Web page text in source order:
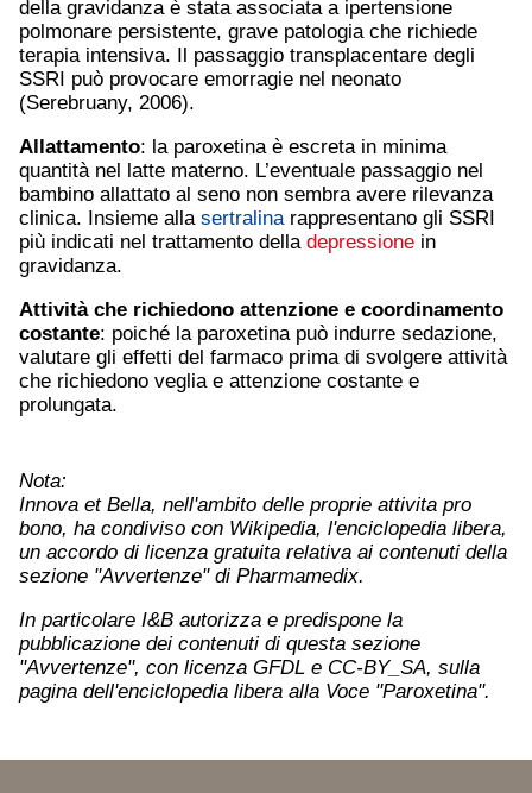
della gravidanza è stata associata a ipertensione
polmonare persistente, grave patologia che richiede
terapia intensiva. Il passaggio transplacentare degli
SSRI può provocare emorragie nel neonato
(Serebruany, 2006).
Allattamento: la paroxetina è escreta in minima
quantità nel latte materno. L’eventuale passaggio nel
bambino allattato al seno non sembra avere rilevanza
clinica. Insieme alla sertralinarappresentano gli SSRI
più indicati nel trattamento della depressione in
gravidanza.
Attività che richiedono attenzione e coordinamento
costante: poiché la paroxetina può indurre sedazione,
valutare gli effetti del farmaco prima di svolgere attività
che richiedono veglia e attenzione costante e
prolungata.
Nota:
Innova et Bella, nell'ambito delle proprie attivita pro
bono, ha condiviso con Wikipedia, l'enciclopedia libera,
un accordo di licenza gratuita relativa ai contenuti della
sezione "Avvertenze" di Pharmamedix.
In particolare I&B autorizza e predispone la
pubblicazione dei contenuti di questa sezione
"Avvertenze", con licenza GFDL e CC-BY_SA, sulla
pagina dell'enciclopedia libera alla Voce "Paroxetina".